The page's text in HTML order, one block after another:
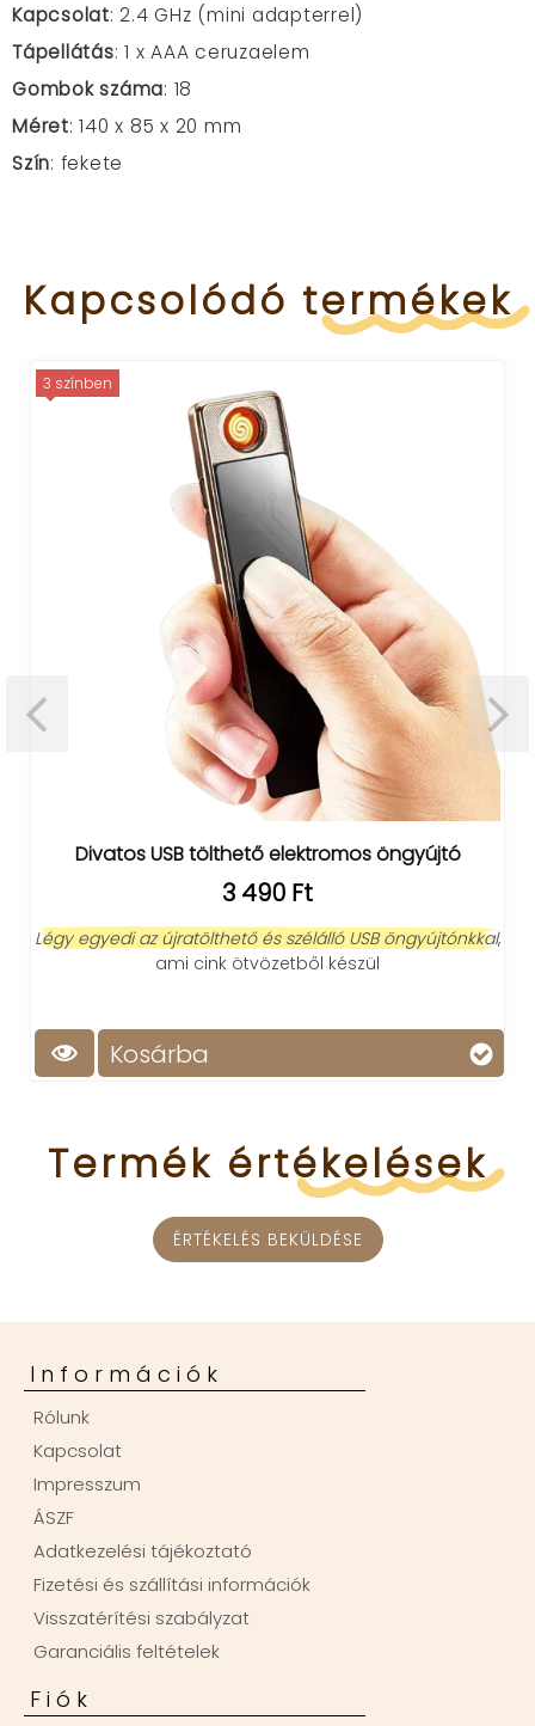
Kapcsolat: 2.4 GHz (mini adapterrel)
Tápellátás: 1 x AAA ceruzaelem
Gombok száma: 18
Méret: 140 x 85 x 20 mm
Szín: fekete
Kapcsolódó termékek
3 színben
Divatos USB tölthető elektromos öngyújtó
3 490 Ft
Légy egyedi az újratölthető és szélálló USB öngyújtónkkal,
ami cink ötvözetből készül
Kosárba
Termék értékelések
ÉRTÉKELÉS BEKÜLDÉSE
Információk
Rólunk
Kapcsolat
Impresszum
ÁSZF
Adatkezelési tájékoztató
Fizetési és szállítási információk
Visszatérítési szabályzat
Garanciális feltételek
Fiók